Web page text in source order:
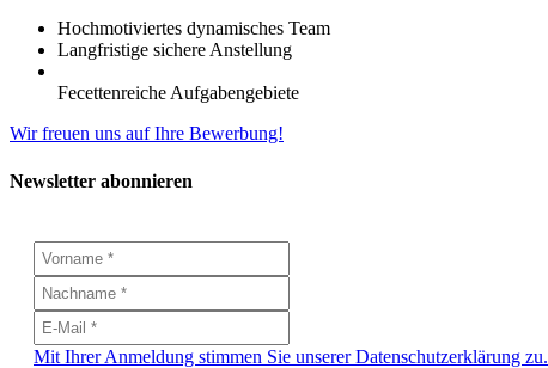
Hochmotiviertes dynamisches Team
Langfristige sichere Anstellung
Fecettenreiche Aufgabengebiete
Wir freuen uns auf Ihre Bewerbung!
Newsletter abonnieren
Mit Ihrer Anmeldung stimmen Sie unserer Datenschutzerklärung zu.